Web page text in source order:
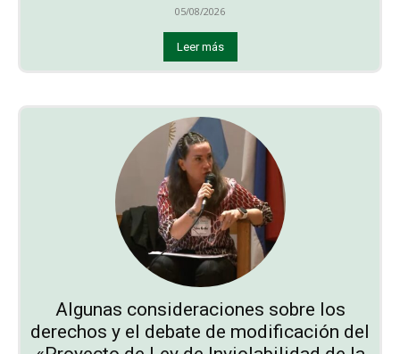
05/08/2026
Leer más
Algunas consideraciones sobre los
derechos y el debate de modificación del